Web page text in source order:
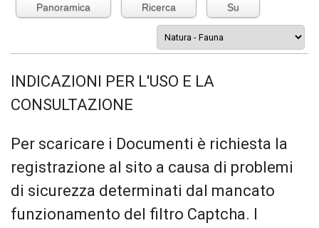
Panoramica Ricerca Su
INDICAZIONI PER L'USO E LA
CONSULTAZIONE
Per scaricare i Documenti è richiesta la
registrazione al sito a causa di problemi
di sicurezza determinati dal mancato
funzionamento del filtro Captcha. I